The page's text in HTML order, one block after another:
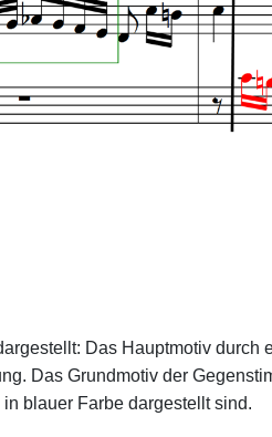
Das Hauptmotiv
Das Grundmotiv der
blauer Farbe dargestellt sind.